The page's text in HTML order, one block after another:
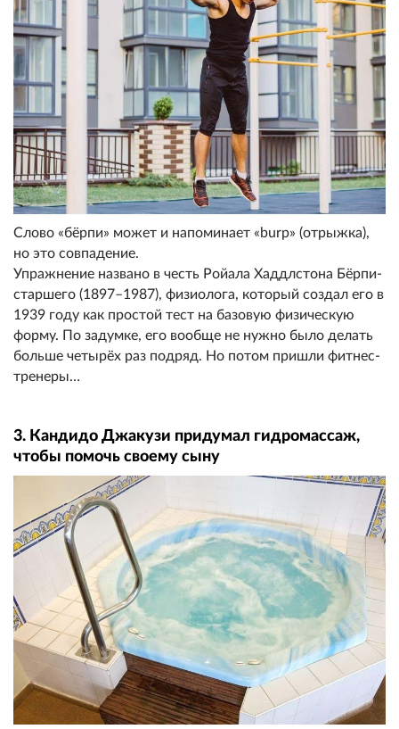
Слово «бёрпи» может и напоминает «burp» (отрыжка),
но это совпадение.
Упражнение названо в честь Ройала Хаддлстона Бёрпи-
старшего (1897–1987), физиолога, который создал его в
1939 году как простой тест на базовую физическую
форму. По задумке, его вообще не нужно было делать
больше четырёх раз подряд. Но потом пришли фитнес-
тренеры…
3. Кандидо Джакузи придумал гидромассаж,
чтобы помочь своему сыну